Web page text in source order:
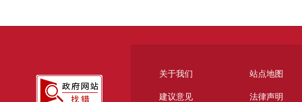
关于我们 站点地图
建议意见 法律声明